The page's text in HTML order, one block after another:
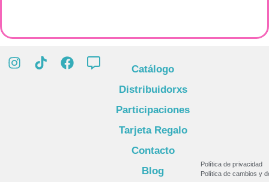
Catálogo
Distribuidorxs
Participaciones
Tarjeta Regalo
Contacto
Blog
Política de privacidad
Política de cambios y